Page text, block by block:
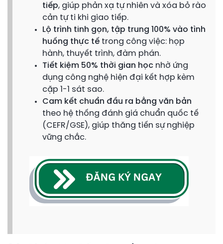
tiếp, giúp phản xạ tự nhiên và xóa bỏ rào
cản tự ti khi giao tiếp.
Lộ trình tinh gọn, tập trung 100% vào tình
huống thực tế trong công việc: họp
hành, thuyết trình, đàm phán.
Tiết kiệm 50% thời gian học nhờ ứng
dụng công nghệ hiện đại kết hợp kèm
cặp 1-1 sát sao.
Cam kết chuẩn đầu ra bằng văn bản
theo hệ thống đánh giá chuẩn quốc tế
(CEFR/GSE), giúp thăng tiến sự nghiệp
vững chắc.